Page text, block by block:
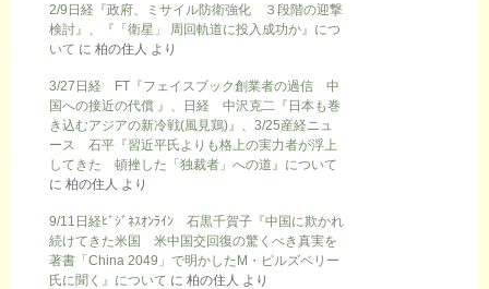
2/9日経『政府、ミサイル防衛強化 ３段階の迎撃
検討』、『「衛星」 周回軌道に投入成功か』につ
いて に 柏の住人 より
3/27日経 FT『フェイスブック創業者の過信 中
国への接近の代償 』、日経 中沢克二『日本も巻
き込むアジアの新冷戦(風見鶏)』、3/25産経ニュ
ース 石平『習近平氏よりも格上の実力者が浮上
してきた 頓挫した「独裁者」への道』について
に 柏の住人 より
9/11日経ﾋﾞｼﾞﾈｽｵﾝﾗｲﾝ 石黒千賀子『中国に欺かれ
続けてきた米国 米中国交回復の驚くべき真実を
著書「China 2049」で明かしたM・ピルズベリー
氏に聞く』について に 柏の住人 より